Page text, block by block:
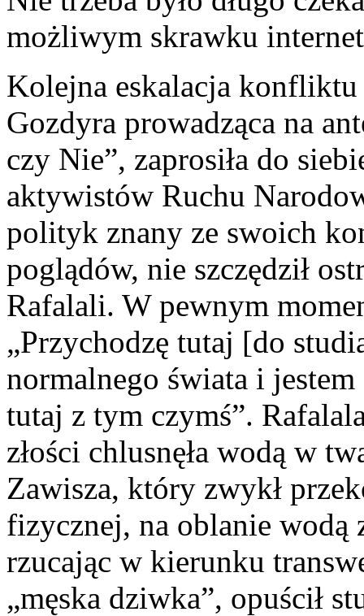
możliwym skrawku
Kolejna eskalacja konfliktu
Gozdyra prowadząca na
czy Nie”, zaprosiła do
aktywistów Ruchu
polityk znany ze swoich
poglądów, nie szczędził
Rafalali. W pewnym
„Przychodzę tutaj [do
normalnego świata i jestem
tutaj z tym czymś”.
złości chlusnęła wodą w
Zawisza, który zwykł
fizycznej, na oblanie wodą
rzucając w kierunku
„męska dziwka”, opuścił